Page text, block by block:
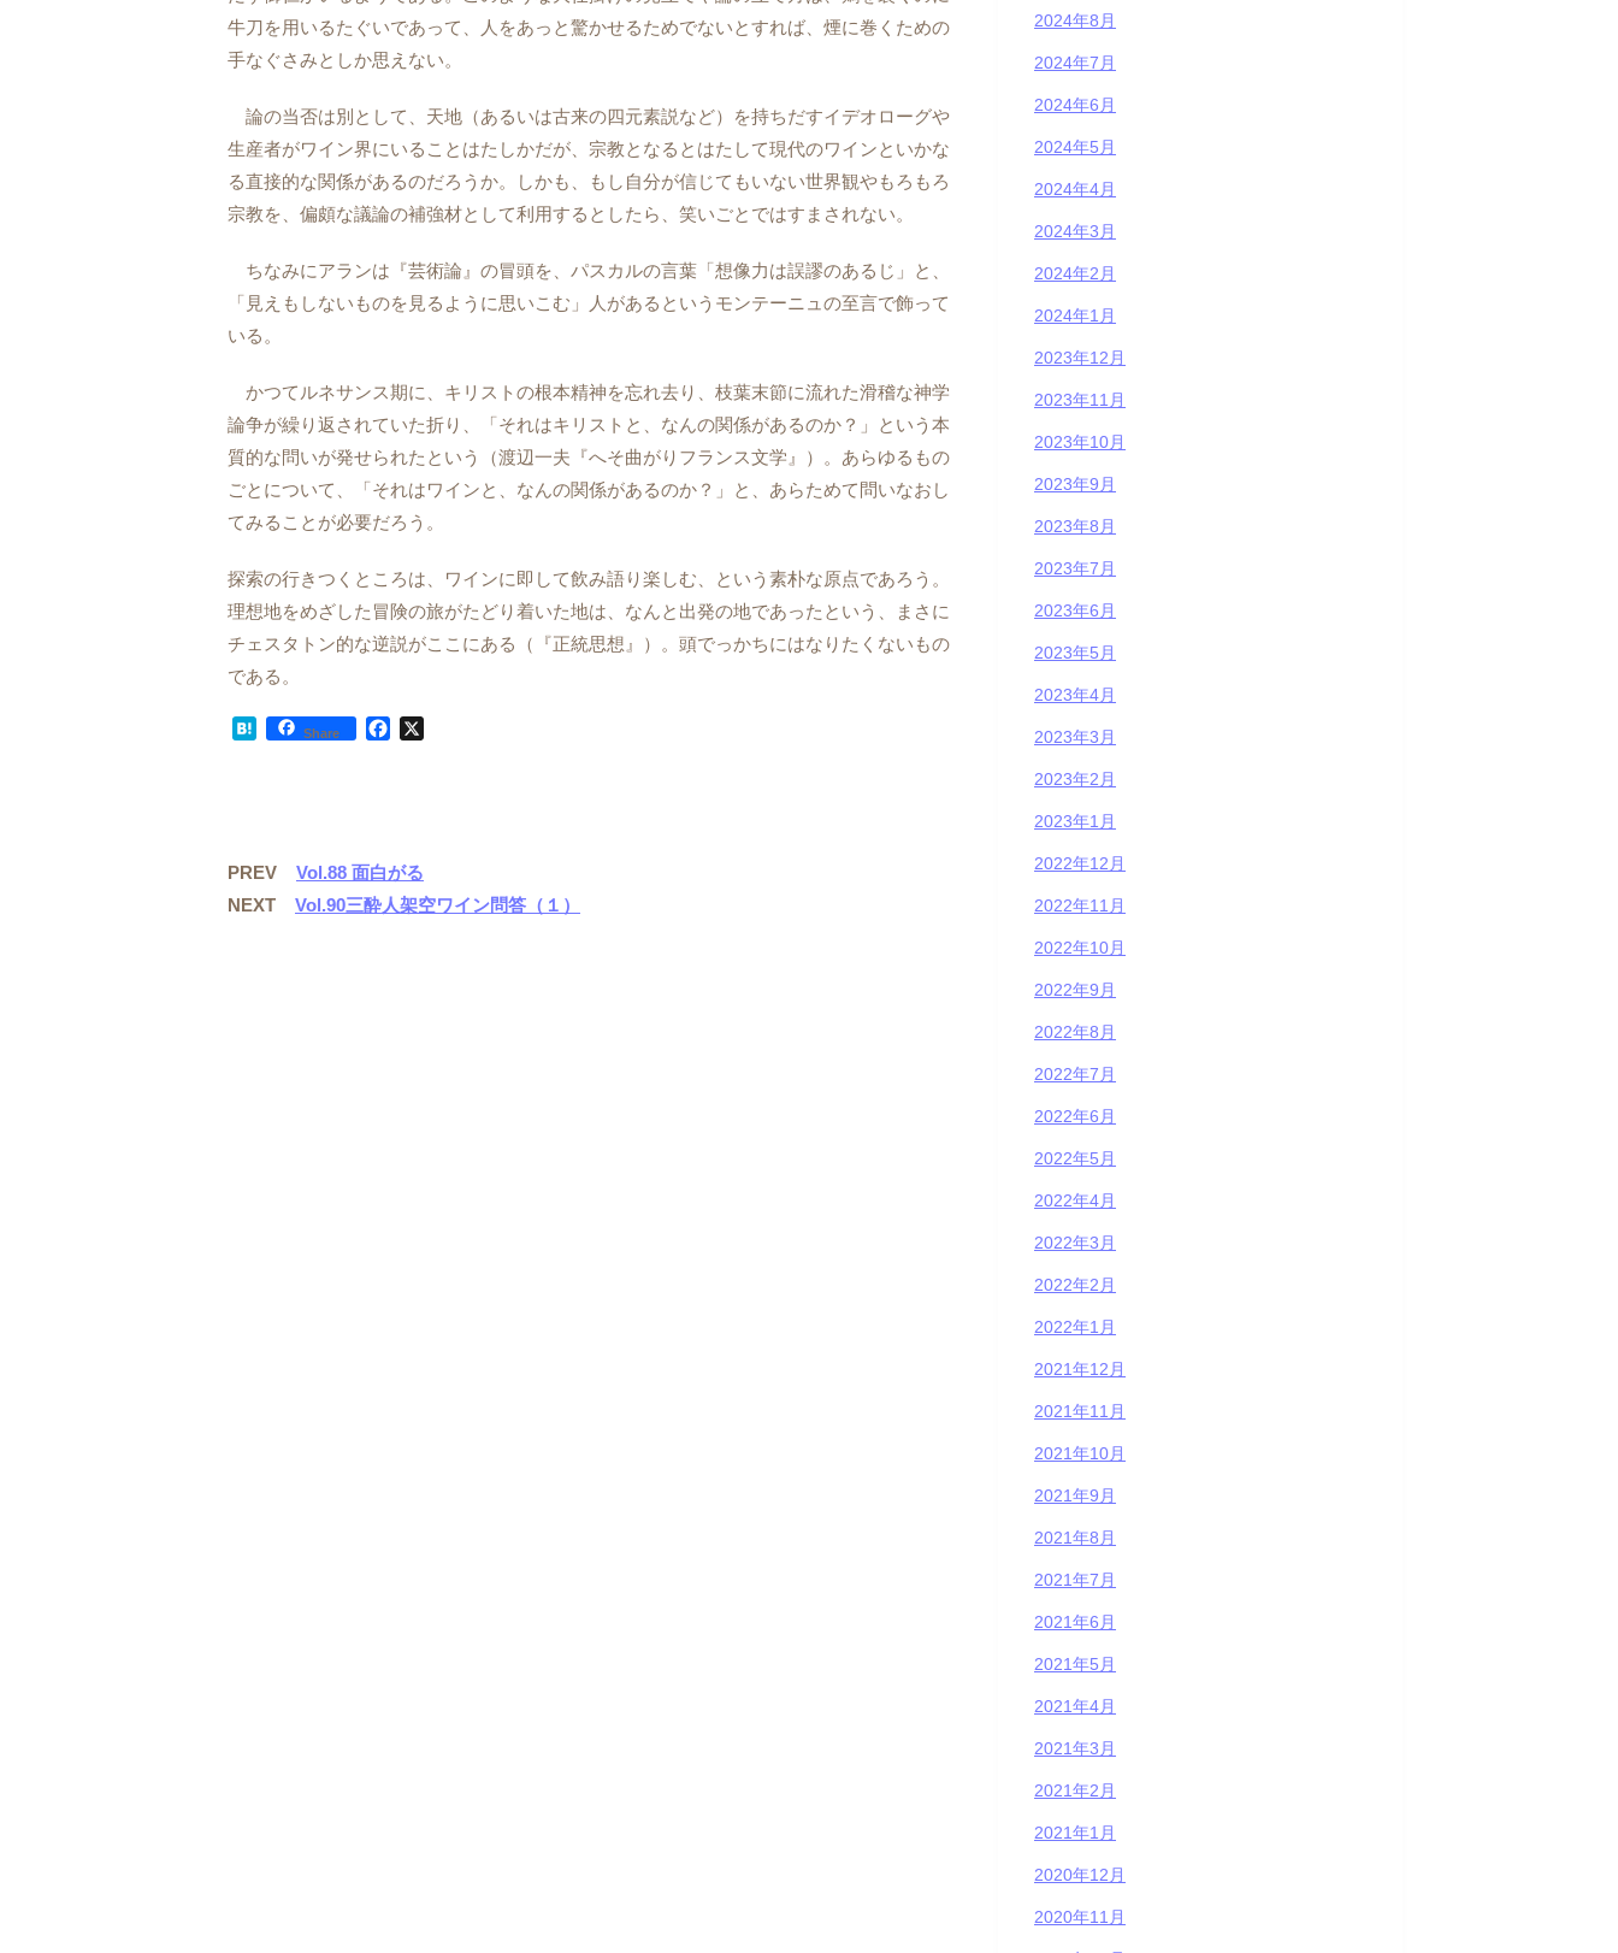
牛刀を用いるたぐいであって、人をあっと驚かせるためでないとすれば、煙に巻くための
手なぐさみとしか思えない。
論の当否は別として、天地（あるいは古来の四元素説など）を持ちだすイデオローグや
生産者がワイン界にいることはたしかだが、宗教となるとはたして現代のワインといかな
る直接的な関係があるのだろうか。しかも、もし自分が信じてもいない世界観やもろもろ
宗教を、偏頗な議論の補強材として利用するとしたら、笑いごとではすまされない。
ちなみにアランは『芸術論』の冒頭を、パスカルの言葉「想像力は誤謬のあるじ」と、
「見えもしないものを見るように思いこむ」人があるというモンテーニュの至言で飾って
いる。
かつてルネサンス期に、キリストの根本精神を忘れ去り、枝葉末節に流れた滑稽な神学
論争が繰り返されていた折り、「それはキリストと、なんの関係があるのか？」という本
質的な問いが発せられたという（渡辺一夫『へそ曲がりフランス文学』）。あらゆるもの
ごとについて、「それはワインと、なんの関係があるのか？」と、あらためて問いなおし
てみることが必要だろう。
探索の行きつくところは、ワインに即して飲み語り楽しむ、という素朴な原点であろう。
理想地をめざした冒険の旅がたどり着いた地は、なんと出発の地であったという、まさに
チェスタトン的な逆説がここにある（『正統思想』）。頭でっかちにはなりたくないもの
である。
Share
o
k
PREV Vol.88 面白がる
NEXT Vol.90三酔人架空ワイン問答（１）
2024年8月
2024年7月
2024年6月
2024年5月
2024年4月
2024年3月
2024年2月
2024年1月
2023年12月
2023年11月
2023年10月
2023年9月
2023年8月
2023年7月
2023年6月
2023年5月
2023年4月
2023年3月
2023年2月
2023年1月
2022年12月
2022年11月
2022年10月
2022年9月
2022年8月
2022年7月
2022年6月
2022年5月
2022年4月
2022年3月
2022年2月
2022年1月
2021年12月
2021年11月
2021年10月
2021年9月
2021年8月
2021年7月
2021年6月
2021年5月
2021年4月
2021年3月
2021年2月
2021年1月
2020年12月
2020年11月